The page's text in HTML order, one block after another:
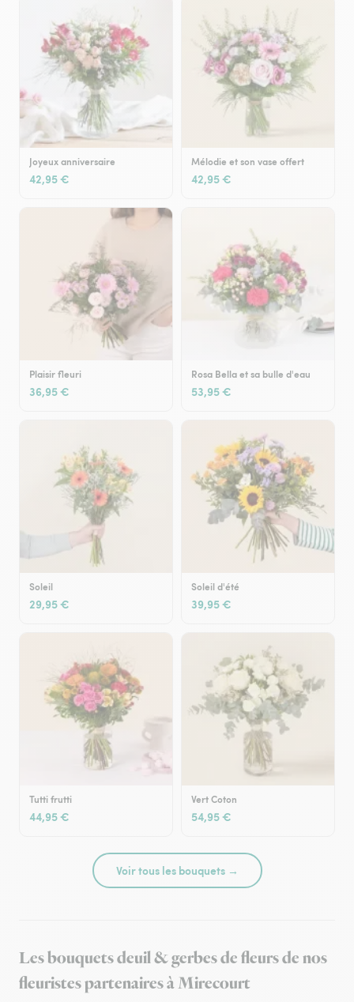
Joyeux anniversaire
42,95 €
Mélodie et son vase offert
42,95 €
Plaisir fleuri
36,95 €
Rosa Bella et sa bulle d'eau
53,95 €
Soleil
29,95 €
Soleil d'été
39,95 €
Tutti frutti
44,95 €
Vert Coton
54,95 €
Voir tous les bouquets →
Les bouquets deuil & gerbes de fleurs de nos
fleuristes partenaires à Mirecourt